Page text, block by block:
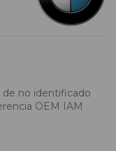
de no identificado
OEM IAM